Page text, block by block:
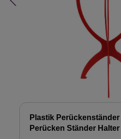
Plastik
Perücken Ständer